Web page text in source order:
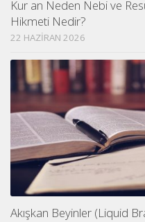
Kur an Neden Nebi ve
Hikmeti Nedir?
22 HAZIRAN 2026
Akışkan Beyinler (Liquid